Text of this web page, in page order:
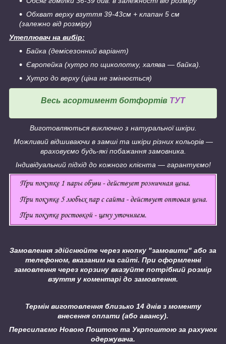
Обхват верху взуття 39-43см + клапан 5 см
(залежно від розміру)
Утеплювач на вибір:
Байка (демісезонний варіант)
Європейка (хутро по щиколотку, халява ― байка).
Хутро до верху (ціна не змінюється)
Весь асортимент ботфортів ТУТ
Виготовляються виключно з натуральної шкіри.
Можливий відшиваючи в замші та шкіри різних кольорів ―
враховуємо будь-які побажання замовника.
Індивідуальний підхід до кожного клієнта ― гарантуємо!
Замовлення здійснюйте через кнопку "замовити" або за
телефоном, вказаним на сайті. При оформленні
замовлення через корзину вказуйте потрібний розмір
взуття у коментарі до замовлення.
Термін виготовлення близько 14 днів з моменту
внесення оплати (або авансу).
Пересилаємо Новою Поштою та Укрпоштою за рахунок
одержувача.